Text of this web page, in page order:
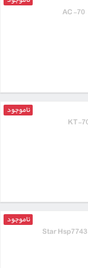
ناموجود
ناموجود